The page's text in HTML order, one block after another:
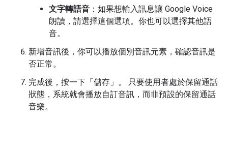
文字轉語音 ：如果想輸入訊息讓 Google Voice
朗讀，請選擇這個選項。你也可以選擇其他語
音。
新增音訊後，你可以播放個別音訊元素，確認音訊是
否正常。
完成後，按一下「儲存」 。 只要使用者處於保留通話
狀態，系統就會播放自訂音訊，而非預設的保留通話
音樂。